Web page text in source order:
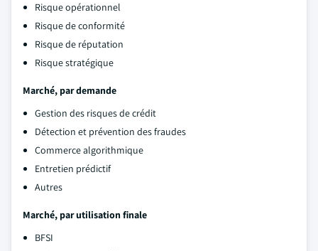
Risque opérationnel
Risque de conformité
Risque de réputation
Risque stratégique
Marché, par demande
Gestion des risques de crédit
Détection et prévention des fraudes
Commerce algorithmique
Entretien prédictif
Autres
Marché, par utilisation finale
BFSI